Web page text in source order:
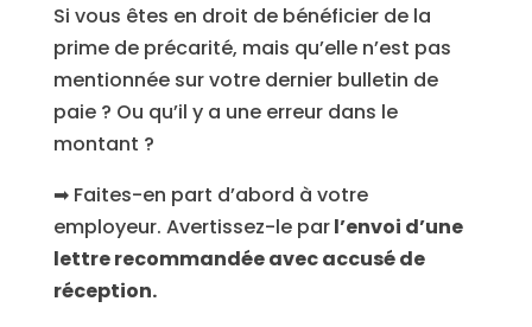
Si vous êtes en droit de bénéficier de la
prime de précarité, mais qu’elle n’est pas
mentionnée sur votre dernier bulletin de
paie ? Ou qu’il y a une erreur dans le
montant ?
➡ Faites-en part d’abord à votre
employeur. Avertissez-le parl’envoi d’une
lettre recommandée avec accusé de
réception.